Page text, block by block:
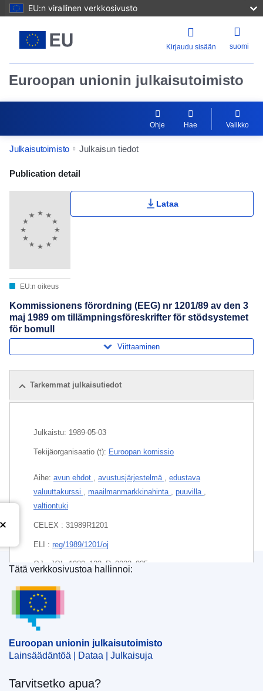
EU:n virallinen verkkosivusto
Kirjaudu sisään suomi
Euroopan unionin julkaisutoimisto
Ohje Hae Valikko
Julkaisutoimisto Julkaisun tiedot
Publication Detail Actions Portlet
Publication detail
EU:n oikeus
Lataa
Kommissionens förordning (EEG) nr 1201/89 av den 3
maj 1989 om tillämpningsföreskrifter för stödsystemet
för bomull
Viittaaminen
Tarkemmat julkaisutiedot
Julkaistu: 1989-05-03
Tekijäorganisaatio (t): Euroopan komissio
Aihe: avun ehdot , avustusjärjestelmä , edustava
valuuttakurssi , maailmanmarkkinahinta , puuvilla ,
valtiontuki
CELEX : 31989R1201
ELI : reg/1989/1201/oj
OJ : JOL_1989_123_R_0023_035
Euroopan unionin julkaisutoimisto
Tätä verkkosivustoa hallinnoi:
Euroopan unionin julkaisutoimisto
Lainsäädäntöä | Dataa | Julkaisuja
Tarvitsetko apua?